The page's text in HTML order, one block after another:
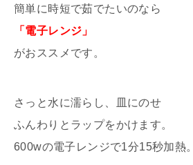
簡単に時短で茹でたいのなら
「電子レンジ」
がおススメです。
さっと水に濡らし、皿にのせ
ふんわりとラップをかけます。
600wの電子レンジで1分15秒加熱。